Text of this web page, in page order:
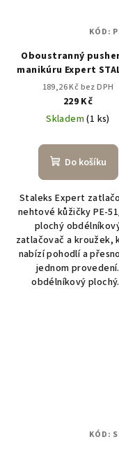
Oboustranný
manikúru Expert
PRO PE-51/1
189,26 Kč bez DPH
229 Kč
Skladem(1 ks)
Do košíku
Staleks Expert
nehtové kůžičky PE-
plochý
zatlačovač a kroužek,
nabízí pohodlí a
jednom provedení.
obdélníkový
KÓD:
KÓD: